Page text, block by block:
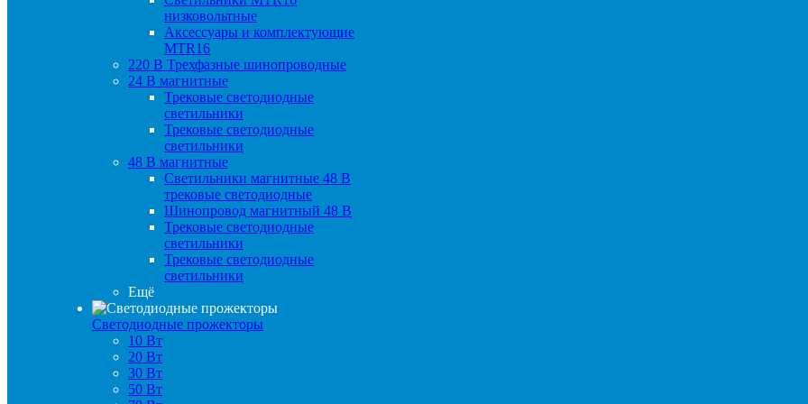
низковольтные
Аксессуары и комплектующие
MTR16
220 B Трехфазные шинопроводные
24 B магнитные
Трековые светодиодные
светильники
Трековые светодиодные
светильники
48 B магнитные
Светильники магнитные 48 В
трековые светодиодные
Шинопровод магнитный 48 В
Трековые светодиодные
светильники
Трековые светодиодные
светильники
Ещё
Светодиодные прожекторы
10 Вт
20 Вт
30 Вт
50 Вт